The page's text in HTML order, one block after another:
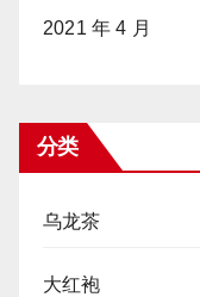
2021 年 4 月
分类
乌龙茶
大红袍